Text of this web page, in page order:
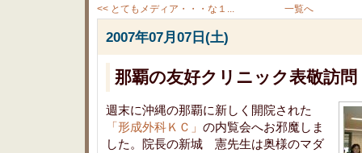
<< とてもメディア・・・な１... 一覧へ
2007年07月07日(土)
那覇の友好クリニック表敬訪問
週末に沖縄の那覇に新しく開院された
「形成外科ＫＣ」 の内覧会へお邪魔しま
した。院長の新城 憲先生は奥様のマダ